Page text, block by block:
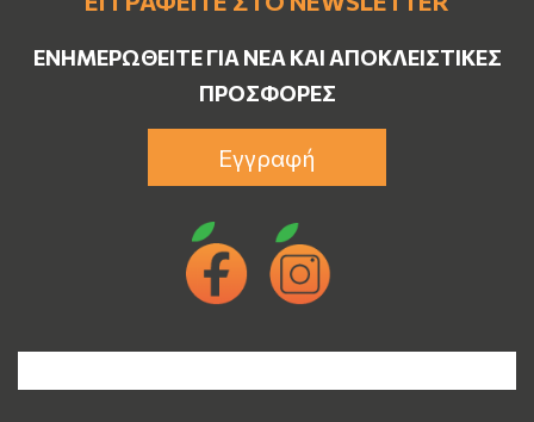
ΕΝΗΜΕΡΩΘΕΊΤΕ ΓΙΑ ΝΈΑ ΚΑΙ ΑΠΟΚΛΕΙΣΤΙΚΈΣ
ΠΡΟΣΦΟΡΈΣ
Εγγραφή